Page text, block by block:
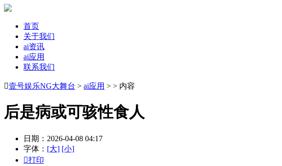
首页
关于我们
ai资讯
ai应用
联系我们
壹号娱乐NG大舞台 > ai应用 > > 内容
后是病或可骇性食人
日期：2026-04-08 04:17
字体： [大] [小]
打印